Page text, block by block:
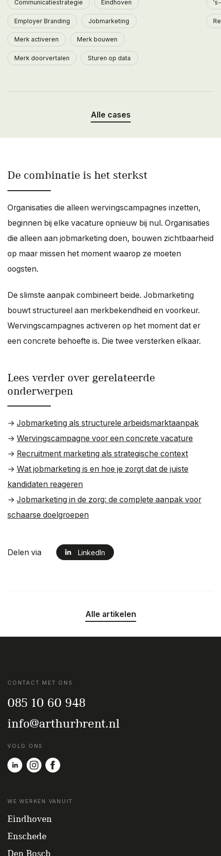
Communicatiestrategie Eindhoven
Employer Branding Jobmarketing
Merk activeren Merk bouwen
Merk doorvertalen Sturen op data
Alle cases
De combinatie is het sterkst
Organisaties die alleen wervingscampagnes inzetten,
beginnen bij elke vacature opnieuw bij nul. Organisaties
die alleen aan jobmarketing doen, bouwen zichtbaarheid
op maar missen het moment waarop ze moeten
oogsten.
De slimste aanpak combineert beide. Jobmarketing
bouwt structureel aan merkbekendheid en voorkeur.
Wervingscampagnes activeren op het moment dat er
een concrete behoefte is. Die twee versterken elkaar.
Lees verder over gerelateerde
onderwerpen
→ Jobmarketing als structurele arbeidsmarktaanpak
→ Wervingscampagne voor een concrete vacature
→ Recruitment marketing als strategische context
→ Wat jobmarketing is en hoe je zorgt dat de juiste
kandidaten reageren
→ Jobmarketing in de zorg: de complete aanpak voor
schaarse doelgroepen
Delen via LinkedIn
Alle artikelen
CONTACT MET ONS
085 10 60 948
info@arthurbrent.nl
VOLG ONS
WE WERKEN VANUIT
Eindhoven
Enschede
Den Bosch